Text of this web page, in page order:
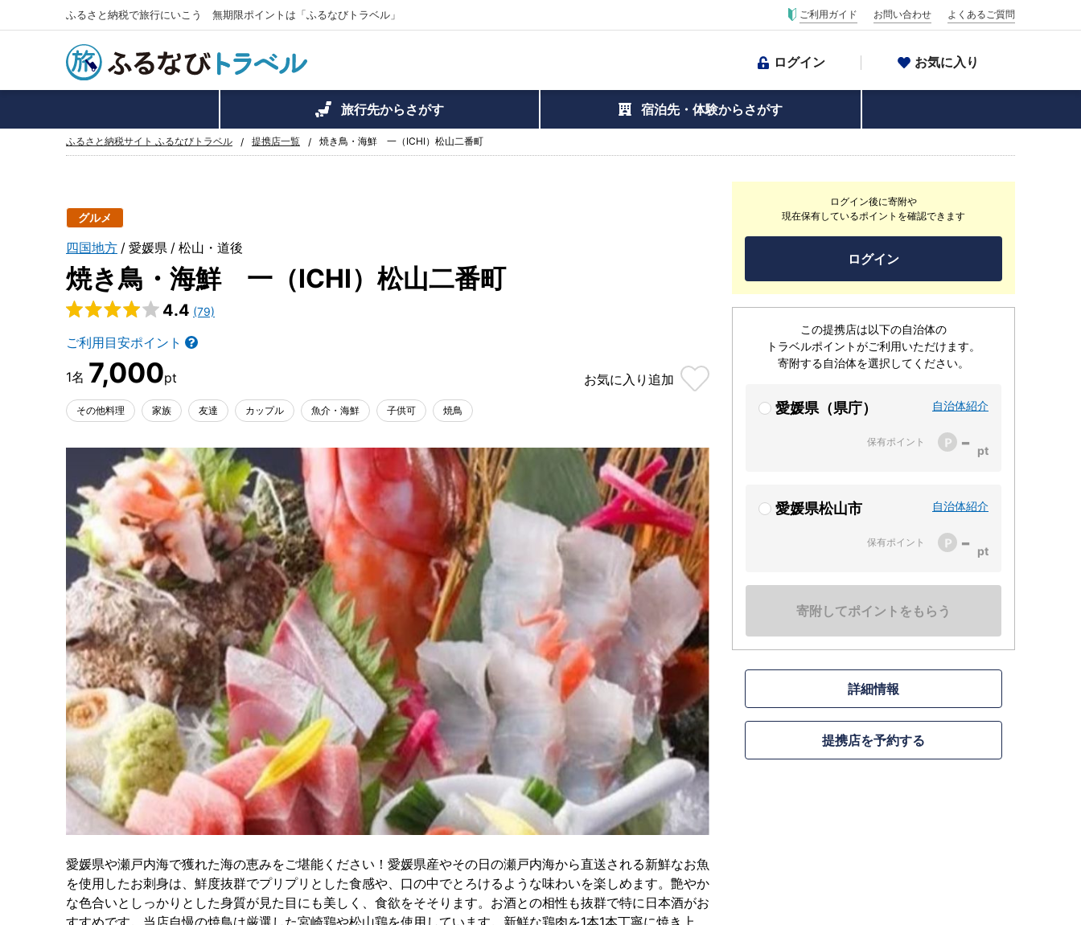
ふるさと納税で旅行にいこう 無期限ポイントは「ふるなびトラベル」 ご利用ガイド お問い合わせ よくあるご質問
ログイン お気に入り
旅行先からさがす 宿泊先・体験からさがす
ふるさと納税サイト ふるなびトラベル 提携店一覧 焼き鳥・海鮮 一（ICHI）松山二番町
グルメ
四国地方 愛媛県 松山・道後
焼き鳥・海鮮 一（ICHI）松山二番町
4.4 (79)
ご利用目安ポイント
7,000 お気に入り 追加
その他料理 家族 友達 カップル 魚介・海鮮 子供可 焼鳥
ログイン後に寄附や
現在保有しているポイントを確認できます
ログイン
この提携店は以下の自治体の
トラベルポイントがご利用いただけます。
寄附する自治体を選択してください。
愛媛県（県庁） 自治体紹介
保有ポイント -
愛媛県松山市 自治体紹介
保有ポイント -
寄附してポイントをもらう
詳細情報
提携店を予約する
愛媛県や瀬戸内海で獲れた海の恵みをご堪能ください！愛媛県産やその日の瀬戸内海から直送される新鮮なお魚
を使用したお刺身は、鮮度抜群でプリプリとした食感や、口の中でとろけるような味わいを楽しめます。艶やか
な色合いとしっかりとした身質が見た目にも美しく、食欲をそそります。お酒との相性も抜群で特に日本酒がお
すすめです。当店自慢の焼鳥は厳選した宮崎鶏や松山鶏を使用しています。新鮮な鶏肉を1本1本丁寧に焼き上